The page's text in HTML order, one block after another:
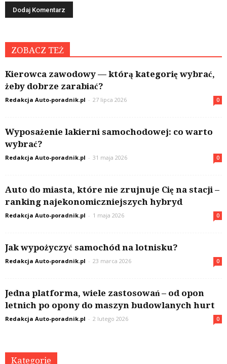
ZOBACZ TEŻ
Kierowca zawodowy — którą kategorię wybrać,
żeby dobrze zarabiać?
Redakcja Auto-poradnik.pl - 27 lipca 2026 0
Wyposażenie lakierni samochodowej: co warto
wybrać?
Redakcja Auto-poradnik.pl - 31 maja 2026 0
Auto do miasta, które nie zrujnuje Cię na stacji –
ranking najekonomiczniejszych hybryd
Redakcja Auto-poradnik.pl - 1 maja 2026 0
Jak wypożyczyć samochód na lotnisku?
Redakcja Auto-poradnik.pl - 23 marca 2026 0
Jedna platforma, wiele zastosowań – od opon
letnich po opony do maszyn budowlanych hurt
Redakcja Auto-poradnik.pl - 2 lutego 2026 0
Kategorie